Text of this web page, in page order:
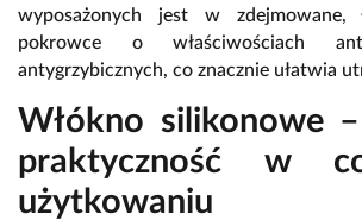
wyposażonych jest w zdejmowane,
pokrowce o właściwościach
antygrzybicznych, co znacznie ułatwia
Włókno silikonowe
praktyczność w
użytkowaniu